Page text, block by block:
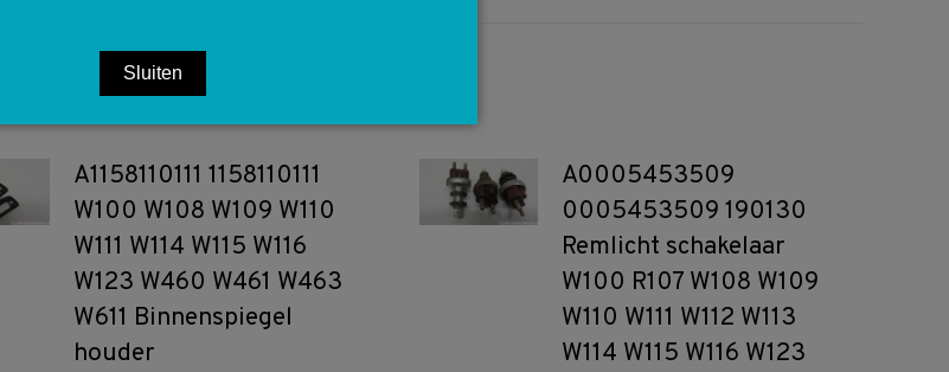
A1158110111 1158110111
W100 W108 W109 W110
W111 W114 W115 W116
W123 W460 W461 W463
W611 Binnenspiegel
houder
A0005453509
0005453509 190130
Remlicht schakelaar
W100 R107 W108 W109
W110 W111 W112 W113
W114 W115 W116 W123
Sluiten